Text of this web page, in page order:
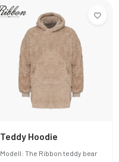
Teddy Hoodie
Modell: The Ribbon teddy bear